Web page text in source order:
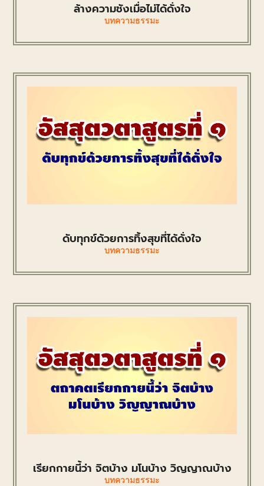
ล้างความชังเมื่อไม่ได้ดั่งใจ
บทความธรรมะ
ดับทุกข์ด้วยการทิ้งสุขที่ได้ดั่งใจ
บทความธรรมะ
เรียกกายนี้ว่า จิตบ้าง มโนบ้าง วิญญาณบ้าง
บทความธรรมะ